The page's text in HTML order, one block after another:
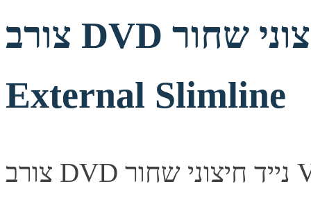
צורב DVD נייד חיצוני שחור Verbatim
External Slimline
צורב DVD נייד חיצוני שחור Verbatim External Slimline —